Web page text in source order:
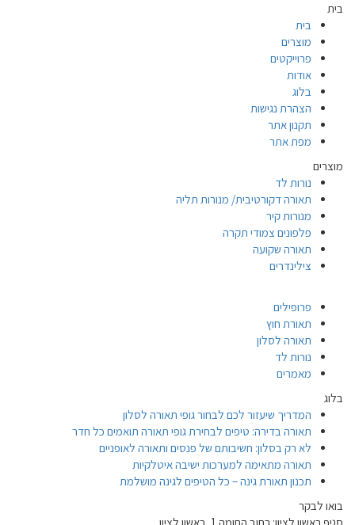
בית
בית
מוצרים
פרוייקטים
אודות
בלוג
הצהרת נגישות
תקנון אתר
מפת אתר
מוצרים
נורות לד
תאורה דקורטיבית/ מנורות תליה
מנורות קיר
פלפונים צמודי תקרה
תאורה שקועה
צילינדרים
פרופילים
תאורת חוץ
תאורה לסלון
נורות לד
מאמרים
בלוג
המדריך שיעזור לכם לבחור גופי תאורה לסלון
תאורה בדירה: טיפים לבחירת גופי תאורה תואמים כל חדר
לא רק בסלון: חשיבותם של פנסים ותאורה לאופניים
תאורה מתאימה למערכות ישיבה איטלקיות
תכנון תאורת גינה – כל הטיפים לגינה מושלמת
בואו לבקר